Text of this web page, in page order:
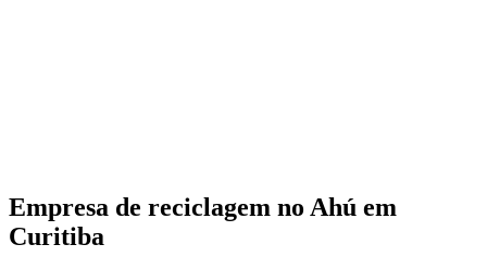
Empresa de reciclagem no Ahú em
Curitiba